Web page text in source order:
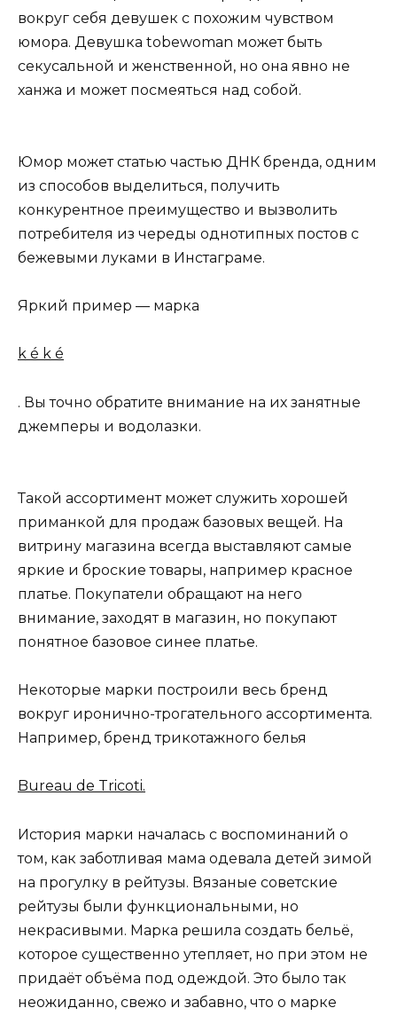
вокруг себя девушек с похожим чувством
юмора. Девушка tobewoman может быть
секусальной и женственной, но она явно не
ханжа и может посмеяться над собой.
Юмор может статью частью ДНК бренда, одним
из способов выделиться, получить
конкурентное преимущество и вызволить
потребителя из череды однотипных постов с
бежевыми луками в Инстаграме.
Яркий пример — марка
k é k é
. Вы точно обратите внимание на их занятные
джемперы и водолазки.
Такой ассортимент может служить хорошей
приманкой для продаж базовых вещей. На
витрину магазина всегда выставляют самые
яркие и броские товары, например красное
платье. Покупатели обращают на него
внимание, заходят в магазин, но покупают
понятное базовое синее платье.
Некоторые марки построили весь бренд
вокруг иронично-трогательного ассортимента.
Например, бренд трикотажного белья
Bureau de Tricoti.
История марки началась с воспоминаний о
том, как заботливая мама одевала детей зимой
на прогулку в рейтузы. Вязаные советские
рейтузы были функциональными, но
некрасивыми. Марка решила создать бельё,
которое существенно утепляет, но при этом не
придаёт объёма под одеждой. Это было так
неожиданно, свежо и забавно, что о марке